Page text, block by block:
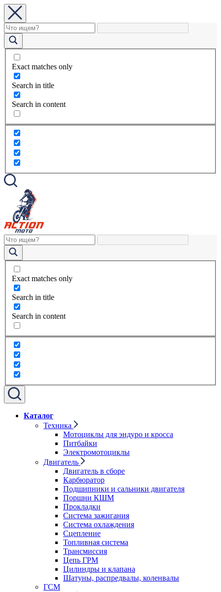
Exact matches only
Search in title
Search in content
Exact matches only
Search in title
Search in content
Каталог
Техника
Мотоциклы для эндуро и кросса
Питбайки
Электромотоциклы
Двигатель
Двигатель в сборе
Карбюратор
Подшипники и сальники двигателя
Поршни КШМ
Прокладки
Система зажигания
Система охлаждения
Сцепление
Топливная система
Трансмиссия
Цепь ГРМ
Цилиндры и клапана
Шатуны, распредвалы, коленвалы
ГСМ